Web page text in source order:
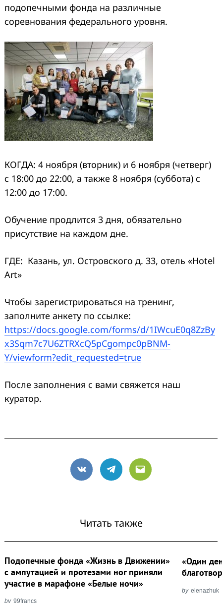
подопечными фонда на различные
соревнования федерального уровня.
КОГДА: 4 ноября (вторник) и 6 ноября (четверг)
с 18:00 до 22:00, а также 8 ноября (суббота) с
12:00 до 17:00.
Обучение продлится 3 дня, обязательно
присутствие на каждом дне.
ГДЕ: Казань, ул. Островского д. 33, отель «Hotel
Art»
Чтобы зарегистрироваться на тренинг,
заполните анкету по ссылке:
https://docs.google.com/forms/d/1IWcuE0q8ZzBy
x3Sqm7c7U6ZTRXcQ5pCgompc0pBNM-
Y/viewform?edit_requested=true
После заполнения с вами свяжется наш
куратор.
VK Telegram
Email
Читать также
Подопечные фонда «Жизнь в Движении»
с ампутацией и протезами ног приняли
участие в марафоне «Белые ночи»
by 99francs
«Один
by elenazhuk